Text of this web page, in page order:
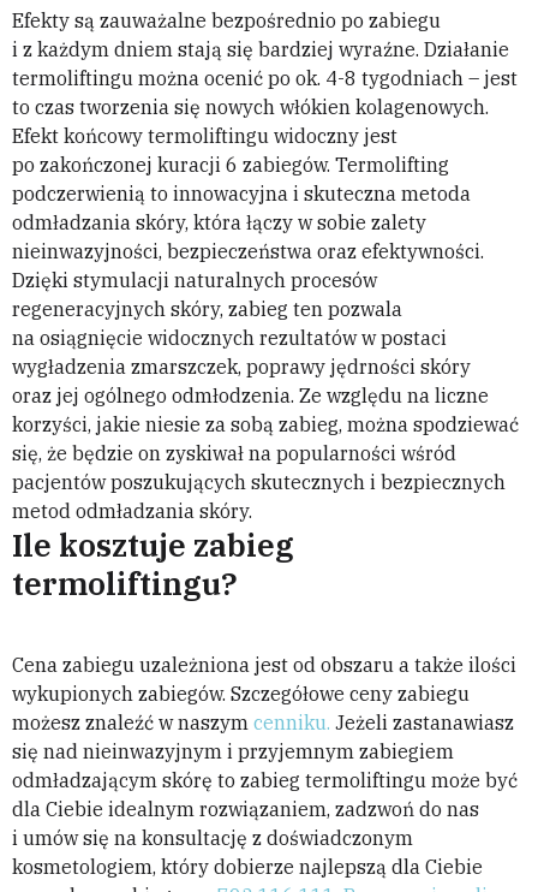
Efekty są zauważalne bezpośrednio po zabiegu
i z każdym dniem stają się bardziej wyraźne. Działanie
termoliftingu można ocenić po ok. 4-8 tygodniach – jest
to czas tworzenia się nowych włókien kolagenowych.
Efekt końcowy termoliftingu widoczny jest
po zakończonej kuracji 6 zabiegów. Termolifting
podczerwienią to innowacyjna i skuteczna metoda
odmładzania skóry, która łączy w sobie zalety
nieinwazyjności, bezpieczeństwa oraz efektywności.
Dzięki stymulacji naturalnych procesów
regeneracyjnych skóry, zabieg ten pozwala
na osiągnięcie widocznych rezultatów w postaci
wygładzenia zmarszczek, poprawy jędrności skóry
oraz jej ogólnego odmłodzenia. Ze względu na liczne
korzyści, jakie niesie za sobą zabieg, można spodziewać
się, że będzie on zyskiwał na popularności wśród
pacjentów poszukujących skutecznych i bezpiecznych
metod odmładzania skóry.
Ile kosztuje zabieg
termoliftingu?
Cena zabiegu uzależniona jest od obszaru a także ilości
wykupionych zabiegów. Szczegółowe ceny zabiegu
możesz znaleźć w naszym cenniku. Jeżeli zastanawiasz
się nad nieinwazyjnym i przyjemnym zabiegiem
odmładzającym skórę to zabieg termoliftingu może być
dla Ciebie idealnym rozwiązaniem, zadzwoń do nas
i umów się na konsultację z doświadczonym
kosmetologiem, który dobierze najlepszą dla Ciebie